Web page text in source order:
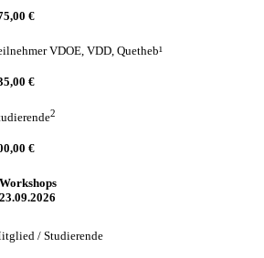
€
VDOE, VDD, Quetheb¹
€
2
€
Workshops
23.09.2026
/ Studierende